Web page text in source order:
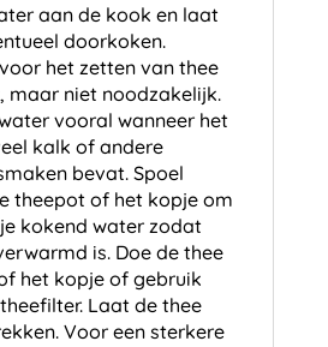
aan de kook en laat
doorkoken.
het zetten van thee
maar niet noodzakelijk.
vooral wanneer het
kalk of andere
bevat. Spoel
theepot of het kopje om
kokend water zodat
is. Doe de thee
het kopje of gebruik
Laat de thee
Voor een sterkere